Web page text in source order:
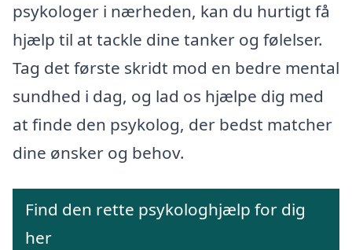
psykologer i nærheden, kan du hurtigt få
hjælp til at tackle dine tanker og følelser.
Tag det første skridt mod en bedre mental
sundhed i dag, og lad os hjælpe dig med
at finde den psykolog, der bedst matcher
dine ønsker og behov.
Find den rette psykologhjælp for dig
her